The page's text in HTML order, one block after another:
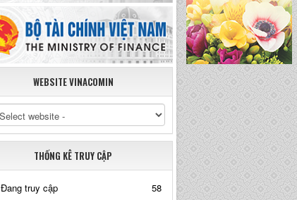
WEBSITE VINACOMIN
THỐNG KÊ TRUY CẬP
Đang truy cập
58